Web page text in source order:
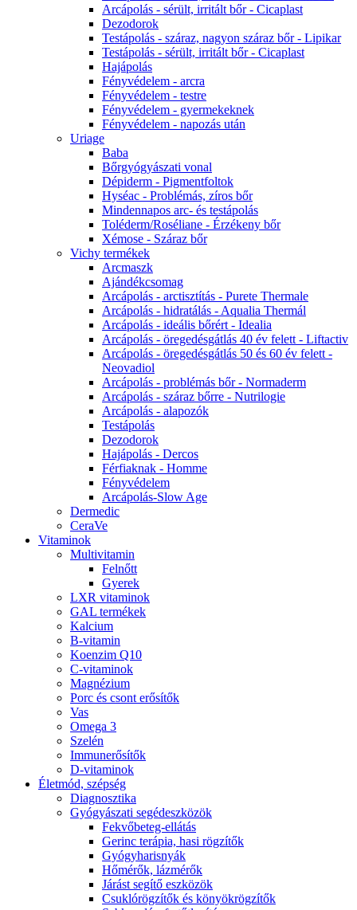
Arcápolás - sérült, irritált bőr - Cicaplast
Dezodorok
Testápolás - száraz, nagyon száraz bőr - Lipikar
Testápolás - sérült, irritált bőr - Cicaplast
Hajápolás
Fényvédelem - arcra
Fényvédelem - testre
Fényvédelem - gyermekeknek
Fényvédelem - napozás után
Uriage
Baba
Bőrgyógyászati vonal
Dépiderm - Pigmentfoltok
Hyséac - Problémás, zíros bőr
Mindennapos arc- és testápolás
Toléderm/Roséliane - Érzékeny bőr
Xémose - Száraz bőr
Vichy termékek
Arcmaszk
Ajándékcsomag
Arcápolás - arctisztítás - Purete Thermale
Arcápolás - hidratálás - Aqualia Thermál
Arcápolás - ideális bőrért - Idealia
Arcápolás - öregedésgátlás 40 év felett - Liftactiv
Arcápolás - öregedésgátlás 50 és 60 év felett -
Neovadiol
Arcápolás - problémás bőr - Normaderm
Arcápolás - száraz bőrre - Nutrilogie
Arcápolás - alapozók
Testápolás
Dezodorok
Hajápolás - Dercos
Férfiaknak - Homme
Fényvédelem
Arcápolás-Slow Age
Dermedic
CeraVe
Vitaminok
Multivitamin
Felnőtt
Gyerek
LXR vitaminok
GAL termékek
Kalcium
B-vitamin
Koenzim Q10
C-vitaminok
Magnézium
Porc és csont erősítők
Vas
Omega 3
Szelén
Immunerősítők
D-vitaminok
Életmód, szépség
Diagnosztika
Gyógyászati segédeszközök
Fekvőbeteg-ellátás
Gerinc terápia, hasi rögzítők
Gyógyharisnyák
Hőmérők, lázmérők
Járást segítő eszközök
Csuklórögzítők és könyökrögzítők